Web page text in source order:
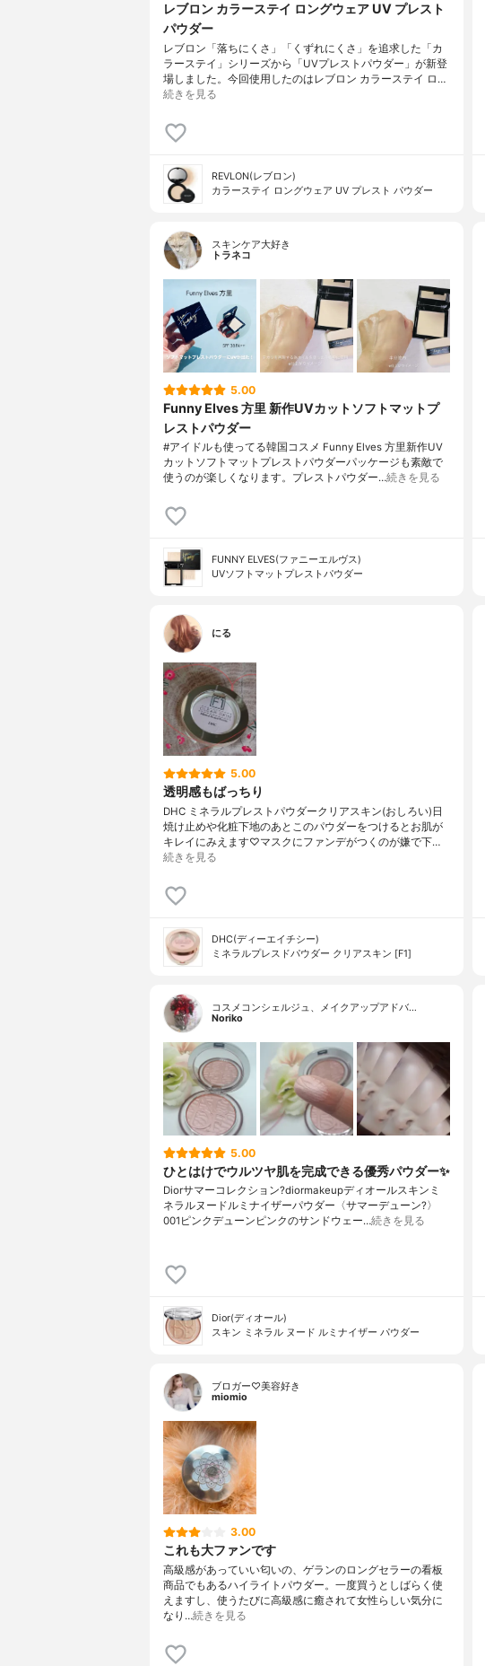
レブロン カラーステイ ロングウェア UV プレスト
パウダー
レブロン「落ちにくさ」「くずれにくさ」を追求した「カ
ラーステイ」シリーズから「UVプレストパウダー」が新登
場しました。今回使用したのはレブロン カラーステイ ロ…
続きを見る
REVLON(レブロン)
カラーステイ ロングウェア UV プレスト パウダー
スキンケア大好き
トラネコ
5.00
Funny Elves 方里 新作UVカットソフトマットプ
レストパウダー
#アイドルも使ってる韓国コスメ Funny Elves 方里新作UV
カットソフトマットプレストパウダーパッケージも素敵で
使うのが楽しくなります。プレストパウダー…続きを見る
FUNNY ELVES(ファニーエルヴス)
UVソフトマットプレストパウダー
にる
5.00
透明感もばっちり
DHC ミネラルプレストパウダークリアスキン(おしろい)日
焼け止めや化粧下地のあとこのパウダーをつけるとお肌が
キレイにみえます♡マスクにファンデがつくのが嫌で下…
続きを見る
DHC(ディーエイチシー)
ミネラルプレスドパウダー クリアスキン [F1]
コスメコンシェルジュ、メイクアップアドバ…
Noriko
5.00
ひとはけでウルツヤ肌を完成できる優秀パウダー✨
Diorサマーコレクション?diormakeupディオールスキンミ
ネラルヌードルミナイザーパウダー〈サマーデューン?️〉
001ピンクデューンピンクのサンドウェー…続きを見る
Dior(ディオール)
スキン ミネラル ヌード ルミナイザー パウダー
ブロガー♡美容好き
miomio
3.00
これも大ファンです
高級感があっていい匂いの、ゲランのロングセラーの看板
商品でもあるハイライトパウダー。一度買うとしばらく使
えますし、使うたびに高級感に癒されて女性らしい気分に
なり…続きを見る